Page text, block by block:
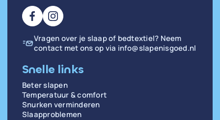
Vragen over je slaap of bedtextiel? Neem
contact met ons op via info@slapenisgoed.nl
Snelle links
Beter slapen
Temperatuur & comfort
Snurken verminderen
Slaapproblemen